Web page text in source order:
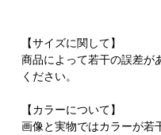
【サイズに関して】
商品によって若干の誤差が
ください。
【カラーについて】
画像と実物ではカラーが若